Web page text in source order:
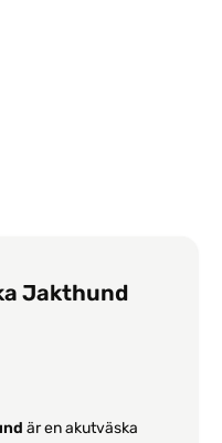
Jakthund
är en akutväska